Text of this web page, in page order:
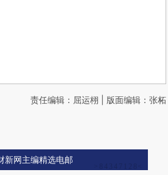
责任编辑：屈运栩 | 版面编辑：张柘
新网主编精选电邮